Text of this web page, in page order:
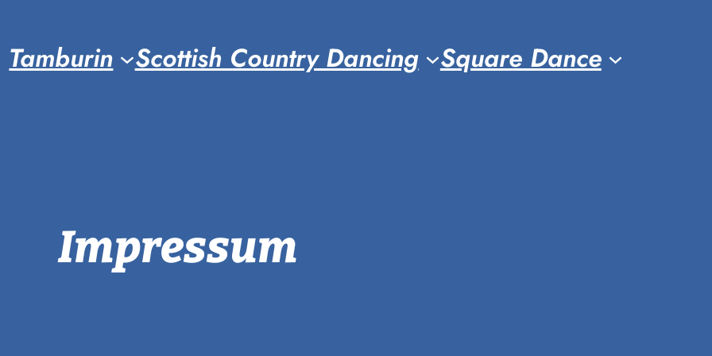
Tamburin Scottish Country Dancing Square Dance
Impressum